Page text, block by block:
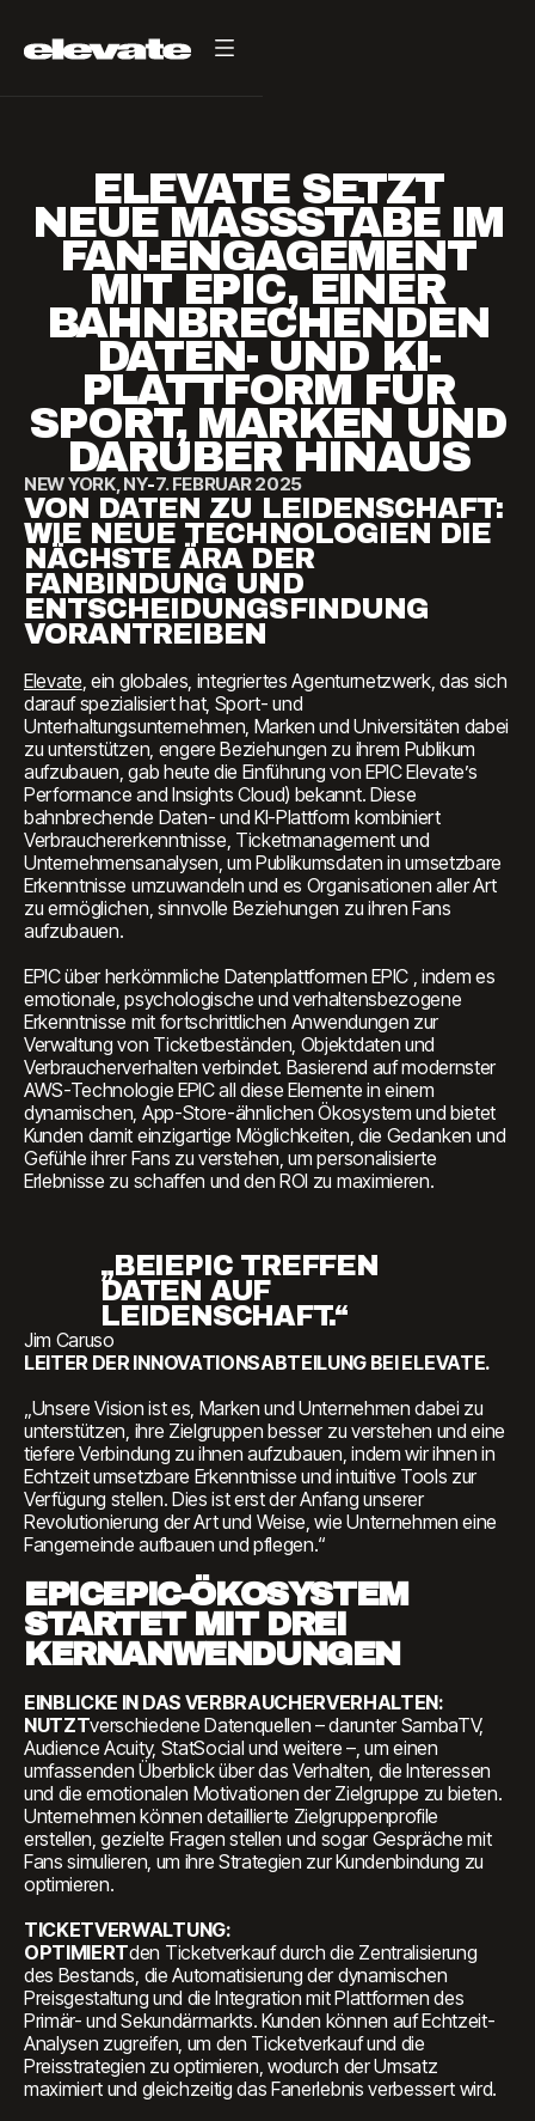
ELEVATE SETZT
NEUE MASSSTÄBE IM F
AN-ENGAGEMENT M
IT EPIC, EINER B
AHNBRECHENDEN D
ATEN- UND KI-P
LATTFORM FÜR S
PORT, MARKEN UND D
ARÜBER HINAUS
NEW YORK, NY-7. FEBRUAR 2025
VON DATEN ZU LEIDENSCHAFT:
WIE NEUE TECHNOLOGIEN DIE
NÄCHSTE ÄRA DER
FANBINDUNG UND
ENTSCHEIDUNGSFINDUNG
VORANTREIBEN
Elevate, ein globales, integriertes Agenturnetzwerk, das sich
darauf spezialisiert hat, Sport- und
Unterhaltungsunternehmen, Marken und Universitäten dabei
zu unterstützen, engere Beziehungen zu ihrem Publikum
aufzubauen, gab heute die Einführung von EPIC Elevate’s
Performance and Insights Cloud) bekannt. Diese
bahnbrechende Daten- und KI-Plattform kombiniert
Verbrauchererkenntnisse, Ticketmanagement und
Unternehmensanalysen, um Publikumsdaten in umsetzbare
Erkenntnisse umzuwandeln und es Organisationen aller Art
zu ermöglichen, sinnvolle Beziehungen zu ihren Fans
aufzubauen.
EPIC über herkömmliche Datenplattformen EPIC , indem es
emotionale, psychologische und verhaltensbezogene
Erkenntnisse mit fortschrittlichen Anwendungen zur
Verwaltung von Ticketbeständen, Objektdaten und
Verbraucherverhalten verbindet. Basierend auf modernster
AWS-Technologie EPIC all diese Elemente in einem
dynamischen, App-Store-ähnlichen Ökosystem und bietet
Kunden damit einzigartige Möglichkeiten, die Gedanken und
Gefühle ihrer Fans zu verstehen, um personalisierte
Erlebnisse zu schaffen und den ROI zu maximieren.
„BEIEPIC TREFFEN
DATEN AUF
LEIDENSCHAFT.“
Jim Caruso
LEITER DER INNOVATIONSABTEILUNG BEI ELEVATE.
„Unsere Vision ist es, Marken und Unternehmen dabei zu
unterstützen, ihre Zielgruppen besser zu verstehen und eine
tiefere Verbindung zu ihnen aufzubauen, indem wir ihnen in
Echtzeit umsetzbare Erkenntnisse und intuitive Tools zur
Verfügung stellen. Dies ist erst der Anfang unserer
Revolutionierung der Art und Weise, wie Unternehmen eine
Fangemeinde aufbauen und pflegen.“
EPICEPIC-ÖKOSYSTEM
STARTET MIT DREI
KERNANWENDUNGEN
EINBLICKE IN DAS VERBRAUCHERVERHALTEN:
‍NUTZTverschiedene Datenquellen – darunter SambaTV,
Audience Acuity, StatSocial und weitere –, um einen
umfassenden Überblick über das Verhalten, die Interessen
und die emotionalen Motivationen der Zielgruppe zu bieten.
Unternehmen können detaillierte Zielgruppenprofile
erstellen, gezielte Fragen stellen und sogar Gespräche mit
Fans simulieren, um ihre Strategien zur Kundenbindung zu
optimieren.
‍TICKETVERWALTUNG:
‍OPTIMIERTden Ticketverkauf durch die Zentralisierung
des Bestands, die Automatisierung der dynamischen
Preisgestaltung und die Integration mit Plattformen des
Primär- und Sekundärmarkts. Kunden können auf Echtzeit-
Analysen zugreifen, um den Ticketverkauf und die
Preisstrategien zu optimieren, wodurch der Umsatz
maximiert und gleichzeitig das Fanerlebnis verbessert wird.